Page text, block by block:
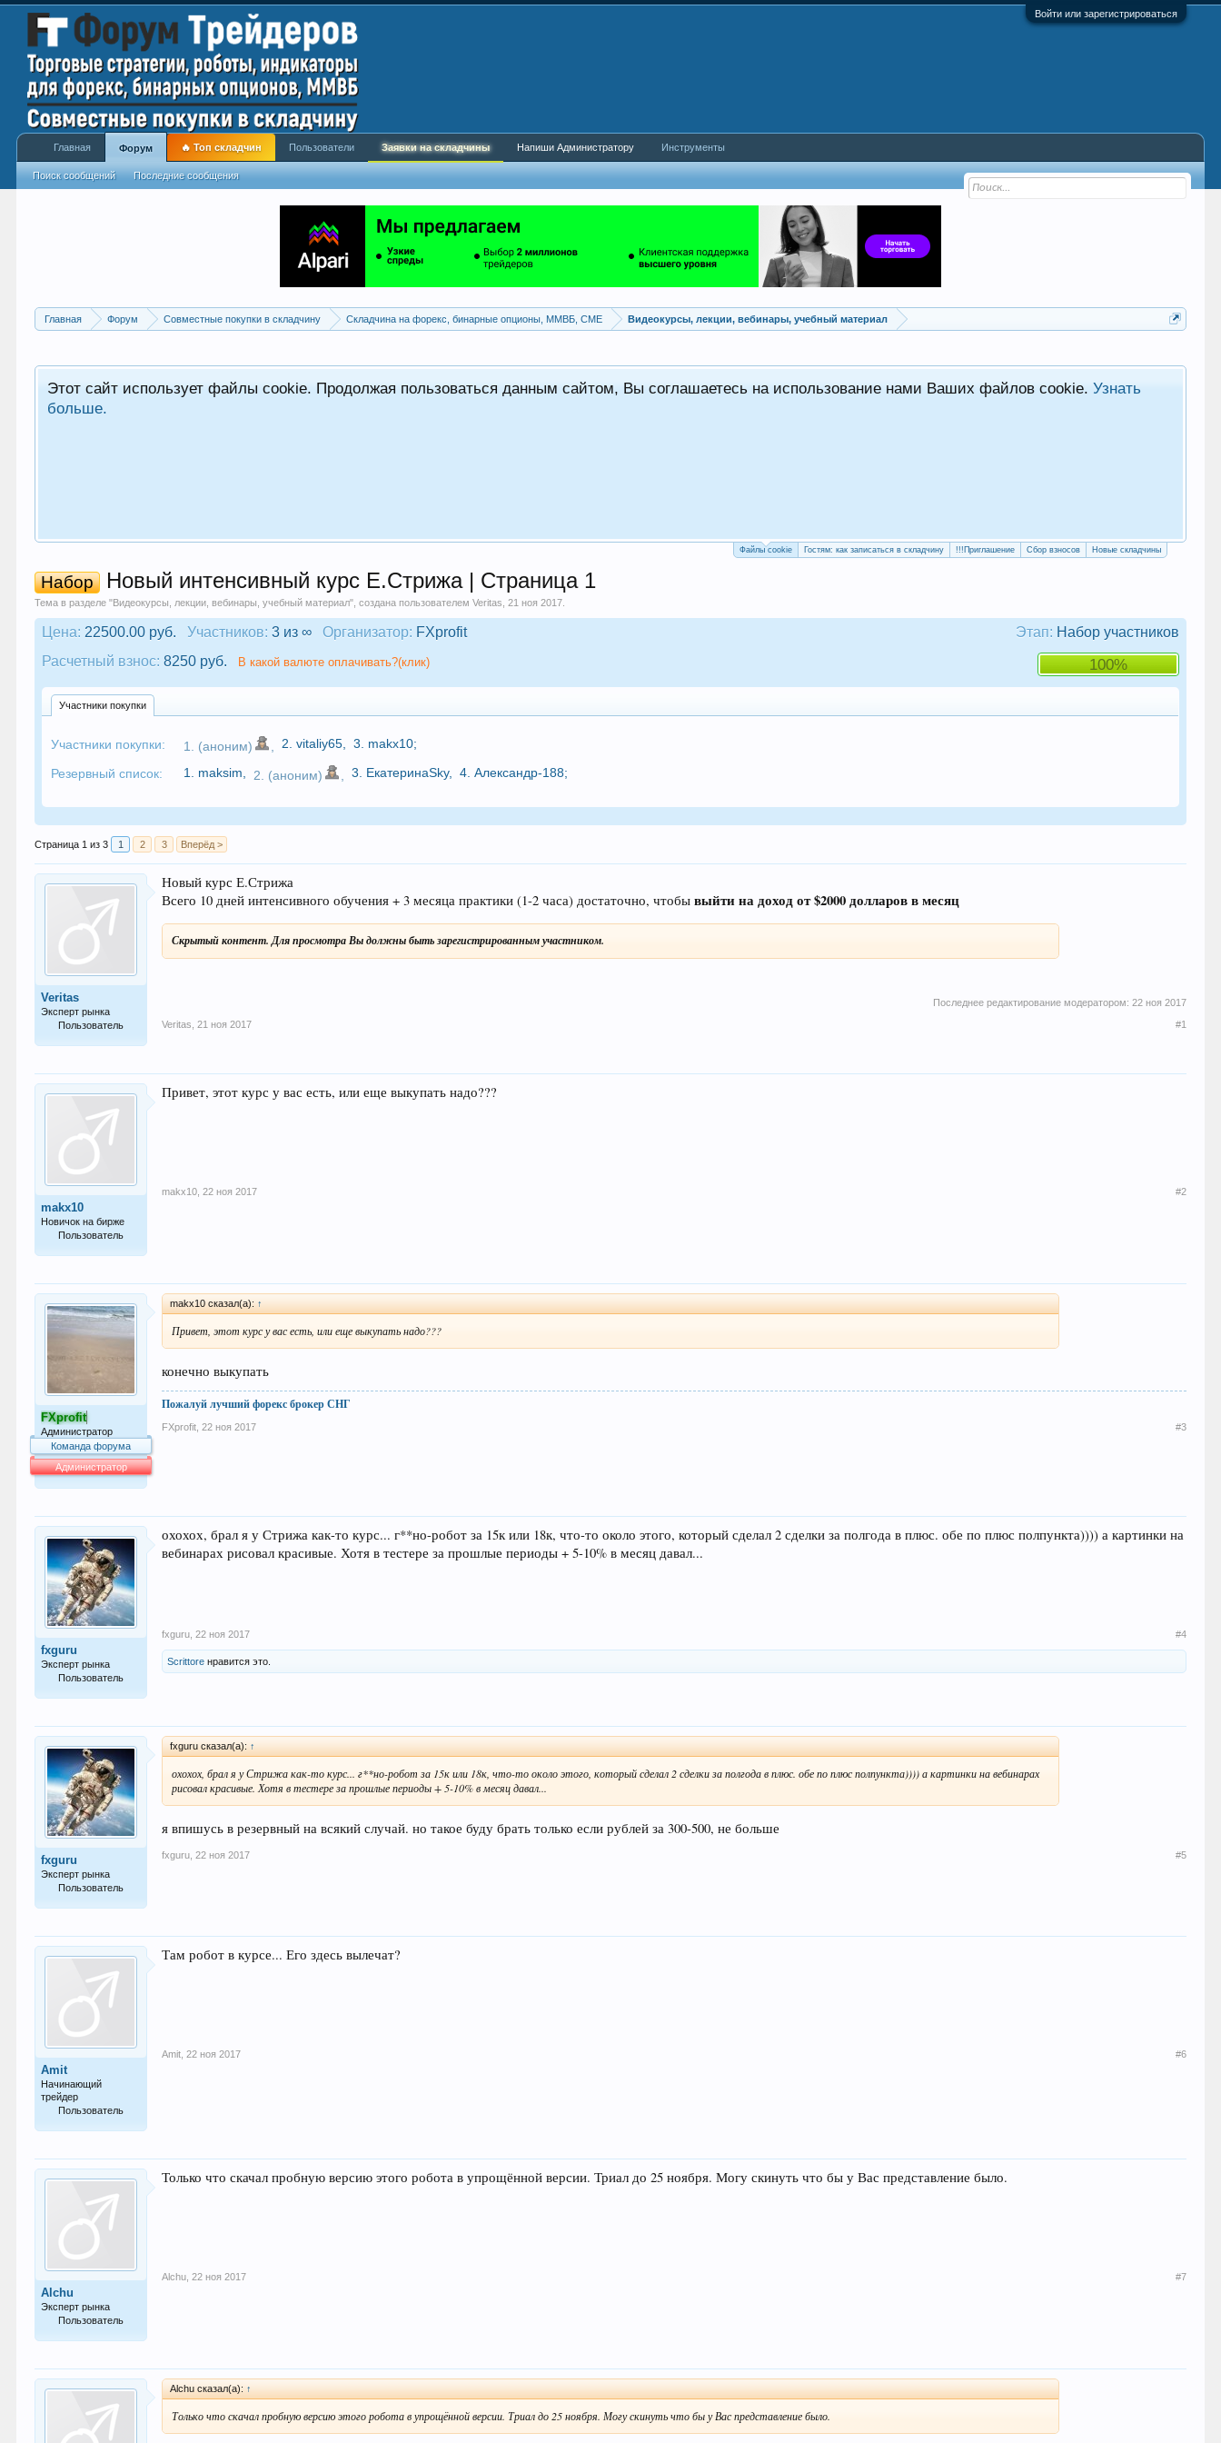
Войти или зарегистрироваться
Главная Форум Совместные покупки в складчину Складчина на форекс, бинарные опционы, ММВБ, CME Видеокурсы, лекции, вебинары, учебный материал
Этот сайт использует файлы cookie. Продолжая пользоваться данным сайтом, Вы соглашаетесь на использование нами Ваших файлов cookie.Узнать
больше.
Файлы cookie Гостям: как записаться в складчину !!!Приглашение Сбор взносов Новые складчины
Набор Новый интенсивный курс Е.Стрижа | Страница 1
Тема в разделе "Видеокурсы, лекции, вебинары, учебный материал", создана пользователемVeritas ,21 ноя 2017
Этап: Набор участников
Цена: 22500.00 руб. Участников: 3 из ∞ Организатор: FXprofit
100%
Расчетный взнос: 8250 руб. В какой валюте оплачивать?(клик)
Участники покупки
Участники покупки: 1. (аноним) 2.vitaliy65 3. makx10;
Резервный список: 1. maksim 2. (аноним) 3. ЕкатеринаSky, 4.Александр-188;
Страница 1 из 3 1 2 3 Вперёд >
Veritas
Эксперт рынка
Пользователь
Новый курс Е.Стрижа
Всего 10 дней интенсивного обучения + 3 месяца практики (1-2 часа) достаточно, чтобывыйти на доход от $2000 долларов в месяц
Скрытый контент. Для просмотра Вы должны быть зарегистрированным участником.
Последнее редактирование модератором: 22 ноя 2017
Veritas
21 ноя 2017 #1
makx10
Новичок на бирже
Пользователь
Привет, этот курс у вас есть, или еще выкупать надо???
makx10 22 ноя 2017 #2
FXprofit
Администратор
Команда форума
Администратор
makx10 сказал(а): ↑
Привет, этот курс у вас есть, или еще выкупать надо???
конечно выкупать
Пожалуй лучший форекс брокер СНГ
FXprofit 22 ноя 2017 #3
fxguru
Эксперт рынка
Пользователь
охохох, брал я у Стрижа как-то курс... г**но-робот за 15к или 18к, что-то около этого, который сделал 2 сделки за полгода в плюс. обе по плюс полпункта)))) а картинки на
вебинарах рисовал красивые. Хотя в тестере за прошлые периоды + 5-10% в месяц давал...
fxguru 22 ноя 2017 #4
Scrittore нравится это.
fxguru
Эксперт рынка
Пользователь
fxguru сказал(а): ↑
охохох, брал я у Стрижа как-то курс... г**но-робот за 15к или 18к, что-то около этого, который сделал 2 сделки за полгода в плюс. обе по плюс полпункта)))) а картинки на вебинарах
рисовал красивые. Хотя в тестере за прошлые периоды + 5-10% в месяц давал...
я впишусь в резервный на всякий случай. но такое буду брать только если рублей за 300-500, не больше
fxguru 22 ноя 2017 #5
Amit
Начинающий
трейдер
Пользователь
Там робот в курсе... Его здесь вылечат?
Amit 22 ноя 2017 #6
Alchu
Эксперт рынка
Пользователь
Только что скачал пробную версию этого робота в упрощённой версии. Триал до 25 ноября. Могу скинуть что бы у Вас представление было.
Alchu 22 ноя 2017 #7
Alchu сказал(а): ↑
Только что скачал пробную версию этого робота в упрощённой версии. Триал до 25 ноября. Могу скинуть что бы у Вас представление было.
Главная Форум
Поиск сообщений Последние сообщения
🔥 Топ складчин Пользователи Заявки на складчины Напиши Администратору Инструменты